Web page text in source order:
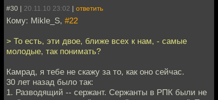
#30 | 20.11.10 23:02 | ответить
Кому: Mikle_S, #22
> То есть, эти двое, ближе всех к нам, - самые
молодые, так понимать?
Камрад, я тебе не скажу за то, как оно сейчас.
30 лет назад было так:
1. Разводящий -- сержант. Сержанты в РПК были не